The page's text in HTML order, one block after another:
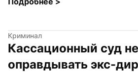
Криминал
Кассационный суд
оправдывать экс-